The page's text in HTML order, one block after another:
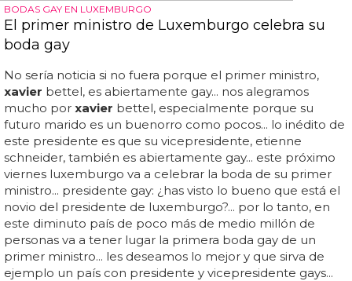
BODAS GAY EN LUXEMBURGO
El primer ministro de Luxemburgo celebra su
boda gay
No sería noticia si no fuera porque el primer ministro,
xavier bettel, es abiertamente gay... nos alegramos
mucho por xavier bettel, especialmente porque su
futuro marido es un buenorro como pocos... lo inédito de
este presidente es que su vicepresidente, etienne
schneider, también es abiertamente gay... este próximo
viernes luxemburgo va a celebrar la boda de su primer
ministro... presidente gay: ¿has visto lo bueno que está el
novio del presidente de luxemburgo?... por lo tanto, en
este diminuto país de poco más de medio millón de
personas va a tener lugar la primera boda gay de un
primer ministro... les deseamos lo mejor y que sirva de
ejemplo un país con presidente y vicepresidente gays...